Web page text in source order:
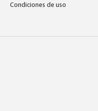
Condiciones de uso